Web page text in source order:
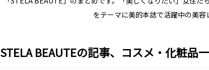
をテーマに美的本誌で活躍中の美容
STELA BEAUTEの記事、コスメ・化粧品